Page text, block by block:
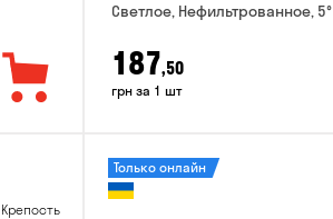
Светлое, Нефильтрованное, 5°
187,50
грн за 1 шт
Крепость
Только онлайн